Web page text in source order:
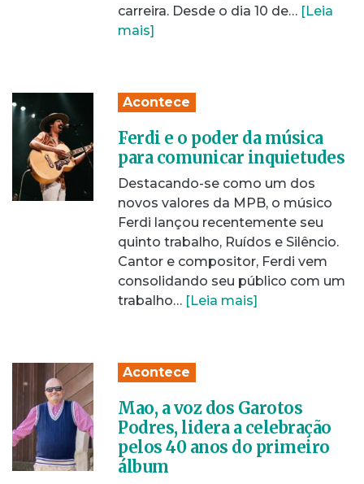
carreira. Desde o dia 10 de… [Leia
mais]
Acontece
Ferdi e o poder da música
para comunicar inquietudes
Destacando-se como um dos
novos valores da MPB, o músico
Ferdi lançou recentemente seu
quinto trabalho, Ruídos e Silêncio.
Cantor e compositor, Ferdi vem
consolidando seu público com um
trabalho… [Leia mais]
Acontece
Mao, a voz dos Garotos
Podres, lidera a celebração
pelos 40 anos do primeiro
álbum